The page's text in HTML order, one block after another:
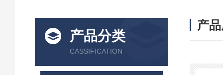
产品分类
CASSIFICATION
产